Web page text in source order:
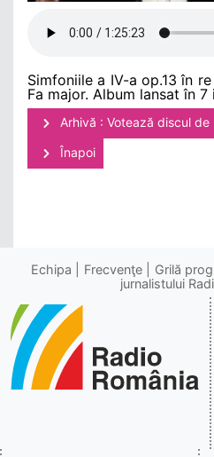
Simfoniile a IV-a op.13 în
Fa major. Album lansat în 7
Arhivă : Votează discul
Înapoi
Echipa Frecvenţe Grilă
jurnalistului